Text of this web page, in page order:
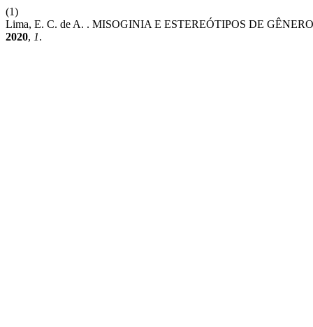
(1)
Lima, E. C. de A. . MISOGINIA E ESTEREÓTIPOS DE
2020, 1.